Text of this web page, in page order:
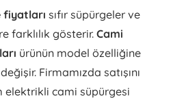
fiyatları sıfır süpürgeler ve
farklılık gösterir. Cami
ürünün model özelliğine
Firmamızda satışını
elektrikli cami süpürgesi